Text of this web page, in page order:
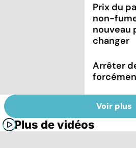
Prix du
non-
nouveau
changer
Arrêter
Voir plus
Plus de vidéos